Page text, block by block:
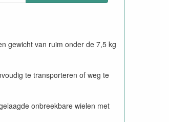
gewicht van ruim onder de 7,5 kg
te transporteren of weg te
onbreekbare wielen met